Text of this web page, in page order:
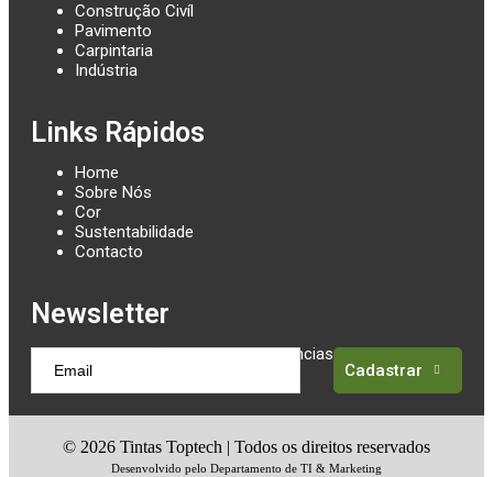
Construção Civíl
Pavimento
Carpintaria
Indústria
Links Rápidos
Home
Sobre Nós
Cor
Sustentabilidade
Contacto
Newsletter
Receba atualizações sobre as tendências em tintas
Cadastrar
© 2026 Tintas Toptech | Todos os direitos reservados
Desenvolvido pelo Departamento de TI & Marketing